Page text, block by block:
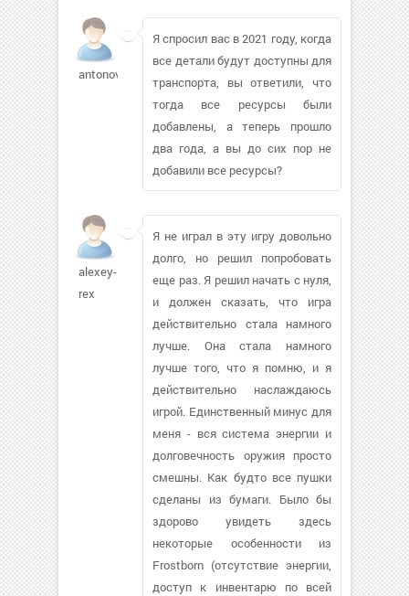
antonov0
Я спросил вас в 2021 году, когда
все детали будут доступны для
транспорта, вы ответили, что
тогда все ресурсы были
добавлены, а теперь прошло
два года, а вы до сих пор не
добавили все ресурсы?
alexey-
rex
Я не играл в эту игру довольно
долго, но решил попробовать
еще раз. Я решил начать с нуля,
и должен сказать, что игра
действительно стала намного
лучше. Она стала намного
лучше того, что я помню, и я
действительно наслаждаюсь
игрой. Единственный минус для
меня - вся система энергии и
долговечность оружия просто
смешны. Как будто все пушки
сделаны из бумаги. Было бы
здорово увидеть здесь
некоторые особенности из
Frostborn (отсутствие энергии,
доступ к инвентарю по всей